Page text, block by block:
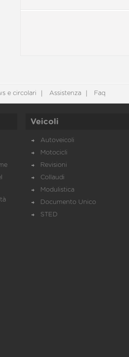
e circolari Assistenza Faq
Veicoli
Autoveicoli
Motocicli
Revisioni
Collaudi
Modulistica
Documento Unico
STED